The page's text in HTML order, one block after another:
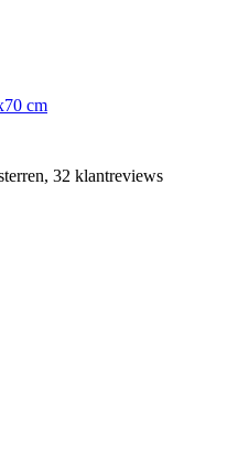
cm
32 klantreviews